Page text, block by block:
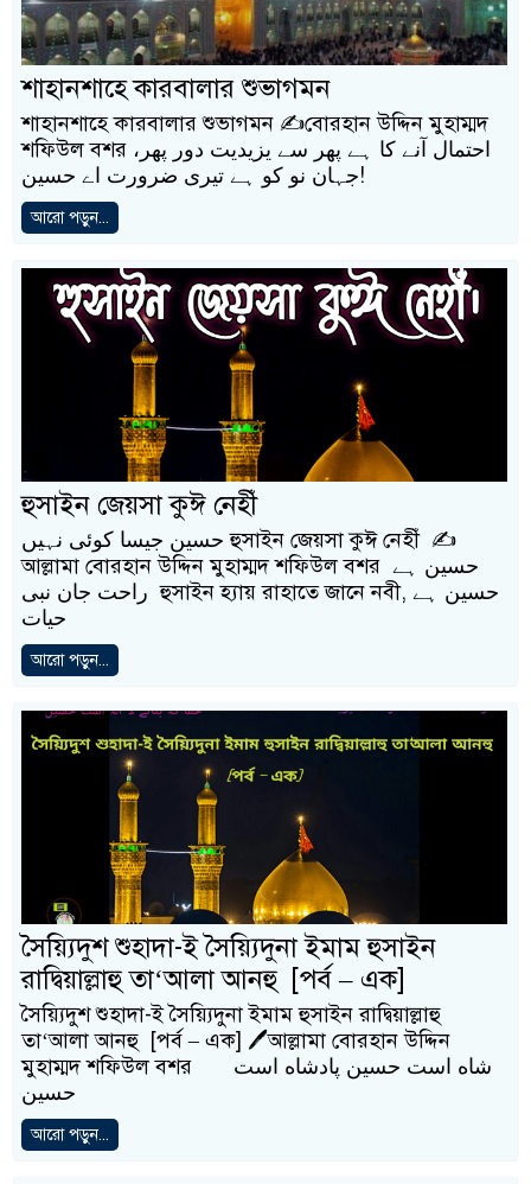
শাহানশাহে কারবালার শুভাগমন
শাহানশাহে কারবালার শুভাগমন ✍️বোরহান উদ্দিন মুহাম্মদ
শফিউল বশর ،احتمال آنے کا ہے پھر سے یزیدیت دور پھر
جہان نو کو ہے تیری ضرورت اے حسین!
আরো পড়ুন...
হুসাইন জেয়সা কুঈ নেহীঁ
حسین جیسا کوئی نہیں হুসাইন জেয়সা কুঈ নেহীঁ ✍️
আল্লামা বোরহান উদ্দিন মুহাম্মদ শফিউল বশর حسین ہے
راحت جان نبی হুসাইন হ্যায় রাহাতে জানে নবী, حسین ہے
حیات
আরো পড়ুন...
সৈয়্যিদুশ শুহাদা-ই সৈয়্যিদুনা ইমাম হুসাইন
রাদ্বিয়াল্লাহু তা‘আলা আনহু [পর্ব – এক]
সৈয়্যিদুশ শুহাদা-ই সৈয়্যিদুনা ইমাম হুসাইন রাদ্বিয়াল্লাহু
তা‘আলা আনহু [পর্ব – এক] 🖊আল্লামা বোরহান উদ্দিন
মুহাম্মদ শফিউল বশর شاه است حسین پادشاه است
حسین
আরো পড়ুন...